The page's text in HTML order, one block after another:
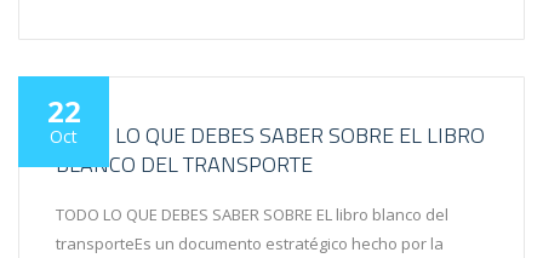
22
Oct
TODO LO QUE DEBES SABER SOBRE EL LIBRO
BLANCO DEL TRANSPORTE
TODO LO QUE DEBES SABER SOBRE EL libro blanco del
transporteEs un documento estratégico hecho por la